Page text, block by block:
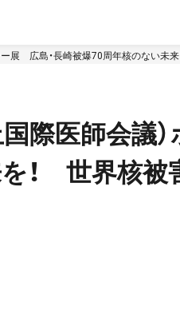
展 広島・長崎被爆70周年核のない未
際医師会議
！ 世界核被